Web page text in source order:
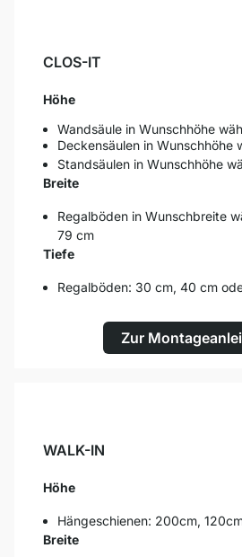
CLOS-IT
Höhe
Wandsäule in Wunschhöhe
Deckensäulen in Wunschhöhe
Standsäulen in Wunschhöhe
Breite
Regalböden in Wunschbreite
79 cm
Tiefe
Regalböden: 30 cm, 40 cm
Zur
WALK-IN
Höhe
Hängeschienen: 200cm,
Breite